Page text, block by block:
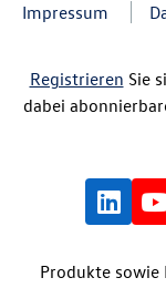
Impressum
Registrieren Sie
dabei
Produkte sowie